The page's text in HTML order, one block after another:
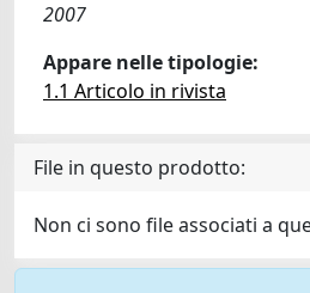
2007
Appare nelle tipologie:
1.1 Articolo in rivista
File in questo prodotto:
Non ci sono file associati a